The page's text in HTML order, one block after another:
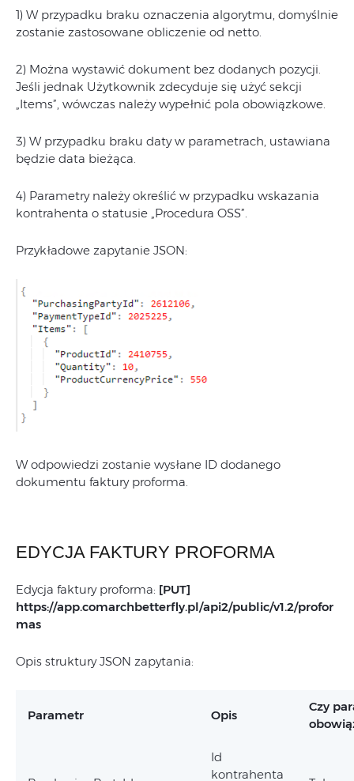
1) W przypadku braku oznaczenia algorytmu, domyślnie
zostanie zastosowane obliczenie od netto.
2) Można wystawić dokument bez dodanych pozycji.
Jeśli jednak Użytkownik zdecyduje się użyć sekcji
„Items”, wówczas należy wypełnić pola obowiązkowe.
3) W przypadku braku daty w parametrach, ustawiana
będzie data bieżąca.
4) Parametry należy określić w przypadku wskazania
kontrahenta o statusie „Procedura OSS”.
Przykładowe zapytanie JSON:
W odpowiedzi zostanie wysłane ID dodanego
dokumentu faktury proforma.
EDYCJA FAKTURY PROFORMA
Edycja faktury proforma: [PUT]
https://app.comarchbetterfly.pl/api2/public/v1.2/profor
mas
Opis struktury JSON zapytania:
Parametr Opis
Czy
Id
kontrahenta